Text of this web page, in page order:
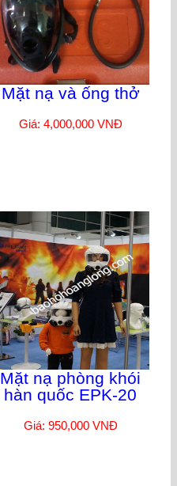
Mặt nạ và ống thở
Giá: 4,000,000 VNĐ
Mặt nạ phòng khói
hàn quốc EPK-20
Giá: 950,000 VNĐ